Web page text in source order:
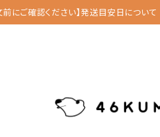
前にご確認ください】発送目安日について